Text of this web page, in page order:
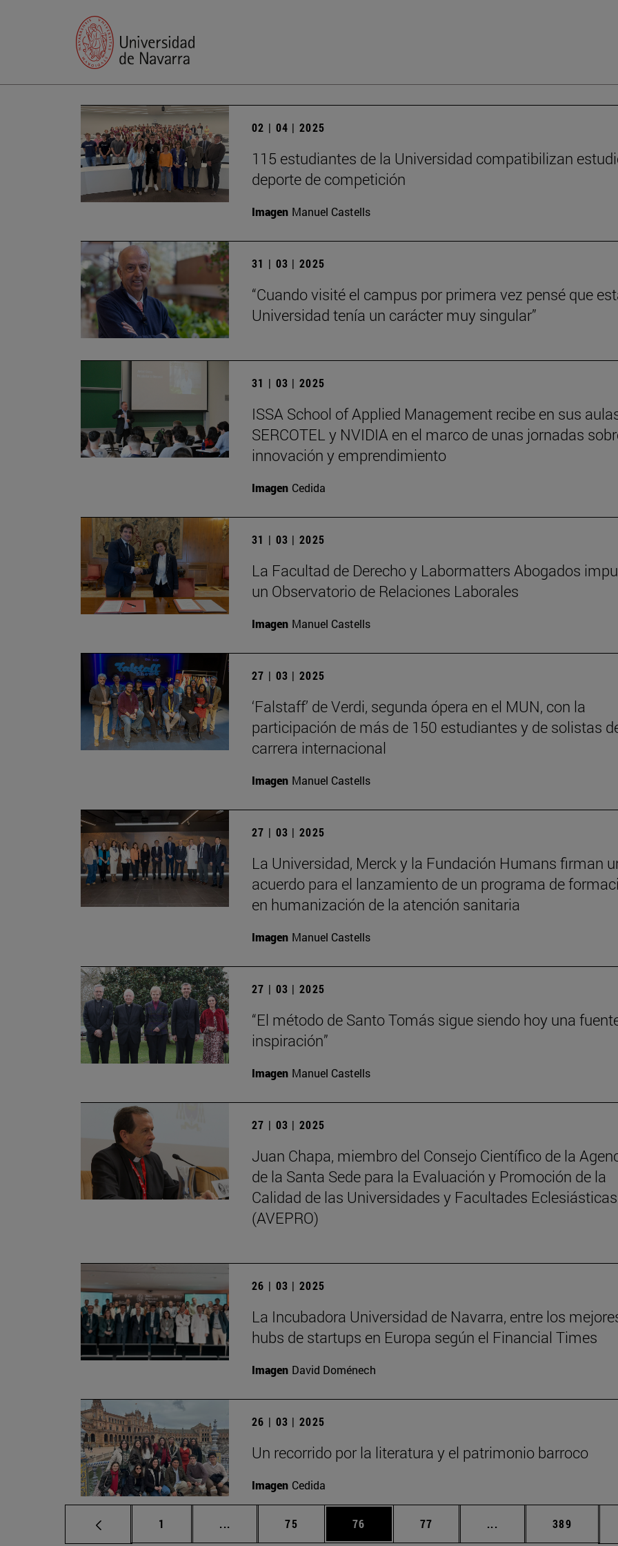
02 | 04 | 2025
115 estudiantes de la Universidad compatibilizan
deporte de competición
Imagen Manuel Castells
31 | 03 | 2025
“Cuando visité el campus por primera vez pensé que
Universidad tenía un carácter muy singular”
31 | 03 | 2025
ISSA School of Applied Management recibe en sus
SERCOTEL y NVIDIA en el marco de unas jornadas
innovación y emprendimiento
Imagen Cedida
31 | 03 | 2025
La Facultad de Derecho y Labormatters Abogados
un Observatorio de Relaciones Laborales
Imagen Manuel Castells
27 | 03 | 2025
‘Falstaff’ de Verdi, segunda ópera en el MUN, con la
participación de más de 150 estudiantes y de solistas
carrera internacional
Imagen Manuel Castells
27 | 03 | 2025
La Universidad, Merck y la Fundación Humans firman
acuerdo para el lanzamiento de un programa de
en humanización de la atención sanitaria
Imagen Manuel Castells
27 | 03 | 2025
“El método de Santo Tomás sigue siendo hoy una
inspiración”
Imagen Manuel Castells
27 | 03 | 2025
Juan Chapa, miembro del Consejo Científico de la
de la Santa Sede para la Evaluación y Promoción de la
Calidad de las Universidades y Facultades Eclesiásticas
(AVEPRO)
26 | 03 | 2025
La Incubadora Universidad de Navarra, entre los
hubs de startups en Europa según el Financial Times
Imagen David Doménech
26 | 03 | 2025
Un recorrido por la literatura y el patrimonio barroco
Imagen Cedida
Página
1 ... Páginas intermedias Use TAB para desplazarse.
Página
75 Página
76 Página
77 ... Páginas intermedias
Página
389